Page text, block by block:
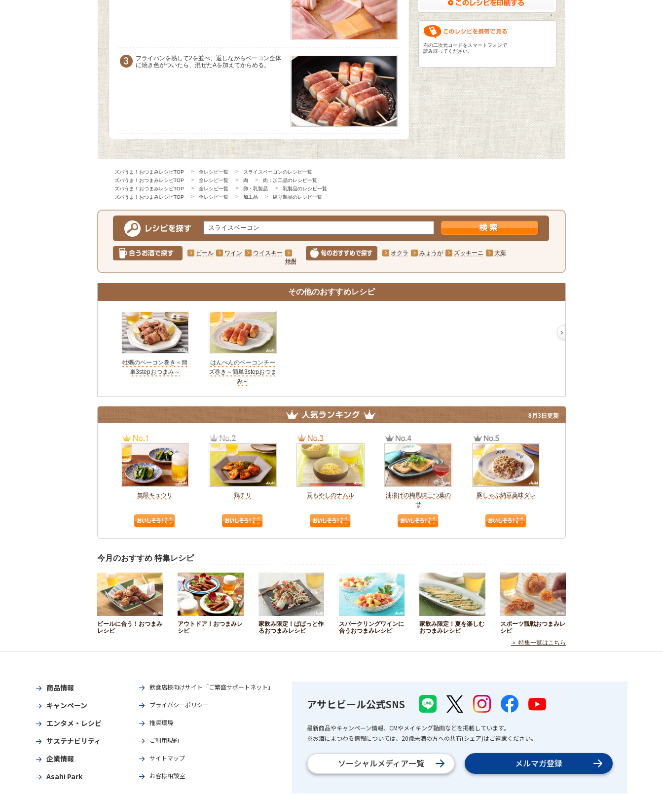
フライパンを熱して2を並べ、返しながらベーコン全体
に焼き色がついたら、混ぜたAを加えてからめる。
右の二次元コードをスマートフォンで
読み取ってください。
ズバうま！おつまみレシピTOP 全レシピ一覧
スライスベーコンのレシピ一覧
ズバうま！おつまみレシピTOP
全レシピ一覧 肉
肉：加工品のレシピ一覧
ズバうま！おつまみレシピTOP
全レシピ一覧 卵・乳製品
乳製品のレシピ一覧
ズバうま！おつまみレシピTOP
全レシピ一覧 加工品 練り製品のレシピ一覧
ビール ワイン
ウイスキー
焼酎
オクラ みょうが ズッキーニ 大葉
その他のおすすめレシピ
牡蠣のベーコン巻き～簡
単3stepおつまみ～
はんぺんのベーコンチー
ズ巻き～簡単3stepおつま
み～
無限キュウリ 鶏チリ 豆もやしのナムル
油揚げの梅風味三つ葉の
せ
豚しゃぶ納豆薬味ダレ
8月3日更新
今月のおすすめ 特集レシピ
ビールに合う！おつまみ
レシピ
アウトドア！おつまみレ
シピ
家飲み限定！ぱぱっと作
るおつまみレシピ
スパークリングワインに
合うおつまみレシピ
家飲み限定！夏を楽しむ
おつまみレシピ
スポーツ観戦おつまみレ
シピ
＞ 特集一覧はこちら
商品情報
キャンペーン
エンタメ・レシピ
サステナビリティ
企業情報
Asahi Park
飲食店様向けサイト「ご繁盛サポートネット」
プライバシーポリシー
推奨環境
ご利用規約
サイトマップ
お客様相談室
アサヒビール公式SNS
最新商品やキャンペーン情報、CMやメイキング動画などを掲載しています。
※お酒にまつわる情報については、20歳未満の方への共有(シェア)はご遠慮ください。
ソーシャルメディア一覧 メルマガ登録